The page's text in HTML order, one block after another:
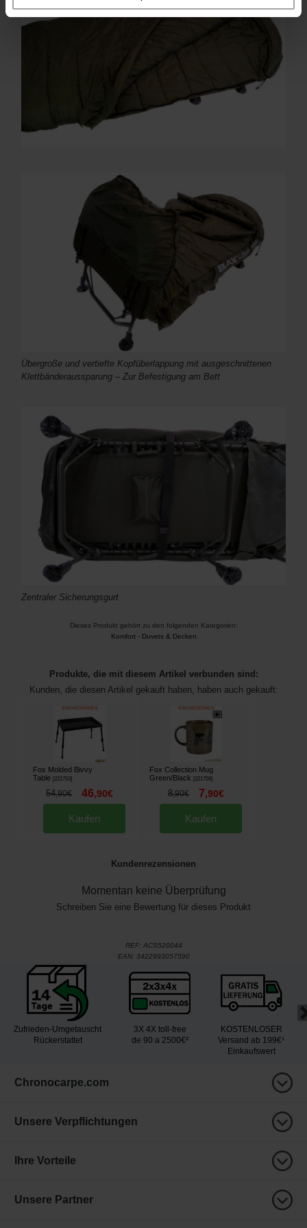
Übergroße und vertiefte Kopfüberlappung mit ausgeschnittenen
Klettbänderaussparung – Zur Befestigung am Bett
Zentraler Sicherungsgurt
Dieses Produkt gehört zu den folgenden Kategorien:
Komfort- Duvets & Decken
Produkte, die mit diesem Artikel verbunden sind:
Kunden, die diesen Artikel gekauft haben, haben auch gekauft:
Fox Molded Bivvy
Table [221753]
54,90€ 46,90€
Kaufen
Fox Collection Mug
Green/Black
[221759]
8,90€ 7,90€
Kaufen
Kundenrezensionen
Momentan keine Überprüfung
Schreiben Sie eine Bewertung für dieses Produkt
REF: ACS520044
EAN: 3422993057590
Zufrieden-Umgetauscht
Rückerstattet
3X 4X toll-free
de 90 a 2500€²
KOSTENLOSER
Versand ab 199€¹
Einkaufswert
Chronocarpe.com
Unsere Verpflichtungen
Ihre Vorteile
Unsere Partner